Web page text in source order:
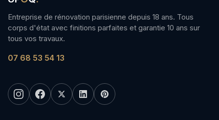
Entreprise de rénovation parisienne depuis 18 ans. Tous
corps d'état avec finitions parfaites et garantie 10 ans sur
tous vos travaux.
07 68 53 54 13